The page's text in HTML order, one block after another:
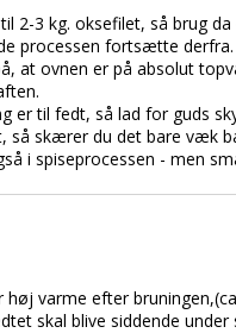
2-3 kg. oksefilet, så brug
processen fortsætte derfra.
at ovnen er på absolut
er til fedt, så lad for guds
så skærer du det bare væk
i spiseprocessen - men
varme efter
skal blive siddende under